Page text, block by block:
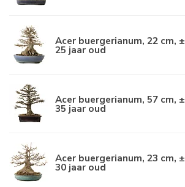
Acer buergerianum, 22 cm, ±
25 jaar oud
Acer buergerianum, 57 cm, ±
35 jaar oud
Acer buergerianum, 23 cm, ±
30 jaar oud